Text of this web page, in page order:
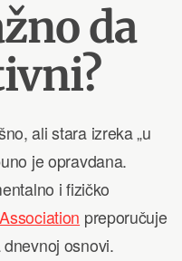
da
ali stara izreka „u
je opravdana.
i fizičko
preporučuje
dnevnoj osnovi.